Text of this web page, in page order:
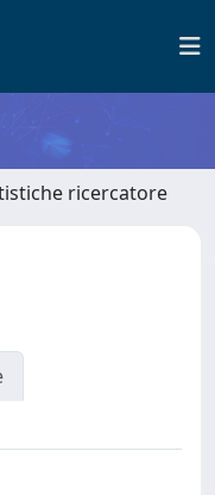
ricercatore